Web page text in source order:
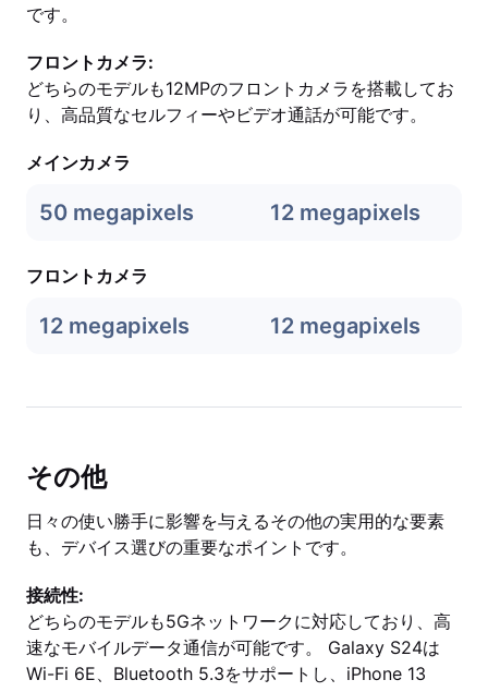
です。
フロントカメラ:
どちらのモデルも12MPのフロントカメラを搭載してお
り、高品質なセルフィーやビデオ通話が可能です。
メインカメラ
50 megapixels 12 megapixels
フロントカメラ
12 megapixels 12 megapixels
その他
日々の使い勝手に影響を与えるその他の実用的な要素
も、デバイス選びの重要なポイントです。
接続性:
どちらのモデルも5Gネットワークに対応しており、高
速なモバイルデータ通信が可能です。 Galaxy S24は
Wi-Fi 6E、Bluetooth 5.3をサポートし、iPhone 13